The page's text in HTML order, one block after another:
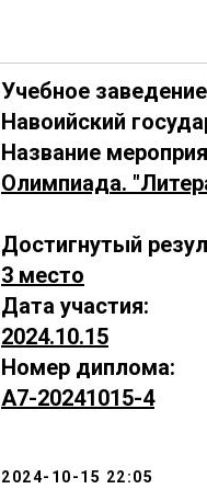
Учебное
Навоийский
Название
Олимпиада.
Достигнутый
3 место
Дата участия:
2024.10.15
Номер диплома:
А7-20241015-4
2024-10-15 22:05